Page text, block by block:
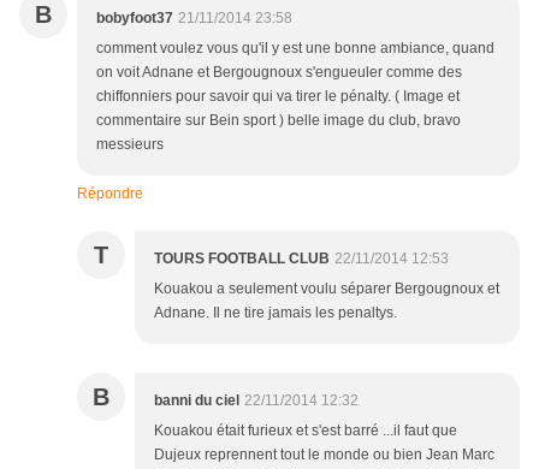
B bobyfoot37 21/11/2014 23:58
comment voulez vous qu'il y est une bonne ambiance, quand
on voit Adnane et Bergougnoux s'engueuler comme des
chiffonniers pour savoir qui va tirer le pénalty. ( Image et
commentaire sur Bein sport ) belle image du club, bravo
messieurs
Répondre
T TOURS FOOTBALL CLUB 22/11/2014 12:53
Kouakou a seulement voulu séparer Bergougnoux et
Adnane. Il ne tire jamais les penaltys.
B banni du ciel 22/11/2014 12:32
Kouakou était furieux et s'est barré ...il faut que
Dujeux reprennent tout le monde ou bien Jean Marc